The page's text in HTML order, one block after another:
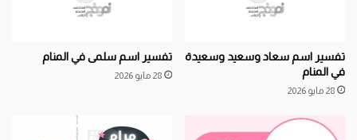
تفسير اسم سعاد وسعيد وسعيدة
في المنام
28 مايو 2026
تفسير اسم سلمى في المنام
28 مايو 2026